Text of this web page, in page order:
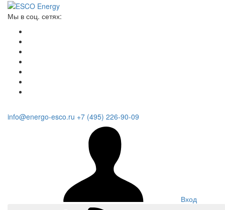
Мы в соц. сетях:
info@energo-esco.ru +7 (495) 226-90-09
Вход